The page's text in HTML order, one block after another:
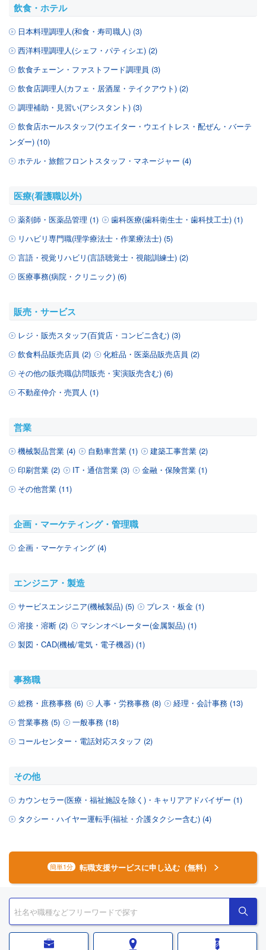
飲食・ホテル
日本料理調理人(和食・寿司職人) (3)
西洋料理調理人(シェフ・パティシエ) (2)
飲食チェーン・ファストフード調理員 (3)
飲食店調理人(カフェ・居酒屋・テイクアウト) (2)
調理補助・見習い(アシスタント) (3)
飲食店ホールスタッフ(ウエイター・ウエイトレス・配ぜん・バーテ
ンダー) (10)
ホテル・旅館フロントスタッフ・マネージャー (4)
医療(看護職以外)
薬剤師・医薬品管理 (1)
歯科医療(歯科衛生士・歯科技工士) (1)
リハビリ専門職(理学療法士・作業療法士) (5)
言語・視覚リハビリ(言語聴覚士・視能訓練士) (2)
医療事務(病院・クリニック) (6)
販売・サービス
レジ・販売スタッフ(百貨店・コンビニ含む) (3)
飲食料品販売店員 (2)
化粧品・医薬品販売店員 (2)
その他の販売職(訪問販売・実演販売含む) (6)
不動産仲介・売買人 (1)
営業
機械製品営業 (4) 自動車営業 (1)
建築工事営業 (2)
印刷営業 (2)
IT・通信営業 (3)
金融・保険営業 (1)
その他営業 (11)
企画・マーケティング・管理職
企画・マーケティング (4)
エンジニア・製造
サービスエンジニア(機械製品) (5)
プレス・板金 (1)
溶接・溶断 (2)
マシンオペレーター(金属製品) (1)
製図・CAD(機械/電気・電子機器) (1)
事務職
総務・庶務事務 (6) 人事・労務事務 (8)
経理・会計事務 (13)
営業事務 (5)
一般事務 (18)
コールセンター・電話対応スタッフ (2)
その他
カウンセラー(医療・福祉施設を除く)・キャリアアドバイザー (1)
タクシー・ハイヤー運転手(福祉・介護タクシー含む) (4)
簡単1分 転職支援サービスに申し込む（無料）